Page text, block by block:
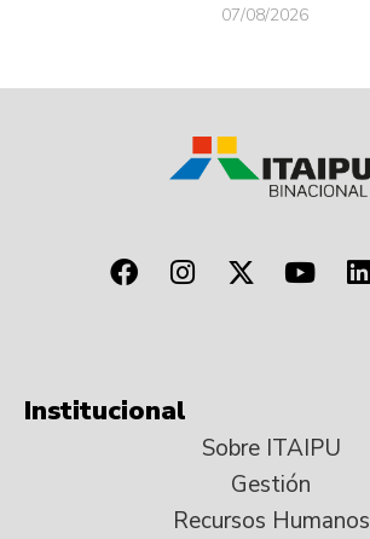
07/08/2026
Institucional
Sobre ITAIPU
Gestión
Recursos Humanos